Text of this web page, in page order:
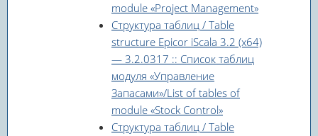
module «Project Management»
Структура таблиц / Table
structure Epicor iScala 3.2 (x64)
— 3.2.0317 :: Список таблиц
модуля «Управление
Запасами»/List of tables of
module «Stock Control»
Структура таблиц / Table